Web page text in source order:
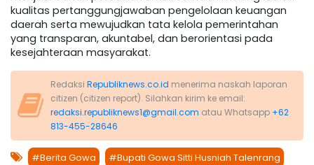
kualitas pertanggungjawaban pengelolaan keuangan
daerah serta mewujudkan tata kelola pemerintahan
yang transparan, akuntabel, dan berorientasi pada
kesejahteraan masyarakat.
Redaksi Republiknews.co.id menerima naskah laporan
citizen (citizen report). Silahkan kirim ke email:
redaksi.republiknews1@gmail.com atau Whatsapp +62
813-455-28646
#Berita Gowa #Bupati Gowa Sitti Husniah Talenrang